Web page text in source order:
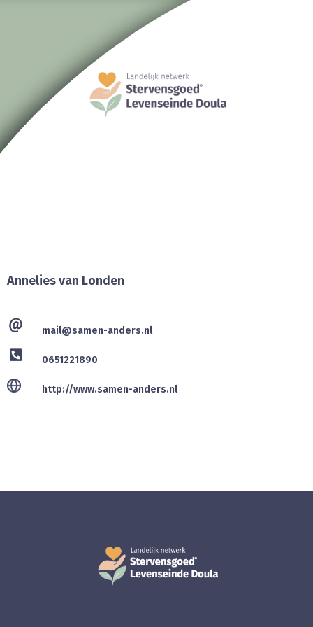
Annelies van Londen
mail@samen-anders.nl
0651221890
http://www.samen-anders.nl